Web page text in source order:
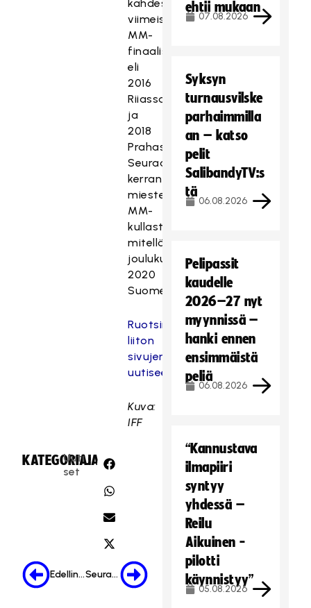
kahdessa
viimeisimmässä
MM-
finaalissa
eli
2016
Riiassa
ja
2018
Prahassa.
Seuraavan
kerran
miesten
MM-
kullasta
mitellään
joulukuussa
2020
Suomessa.
Ruotsin
liiton
sivujen
uutiseen
Kuva:
IFF
KATEGORIA:
Uuti
set
JAA:
Edellinen Seuraava
ehtii mukaan
07.08.2026
Syksyn
turnausvilske
parhaimmilla
an – katso
pelit
SalibandyTV:s
tä
06.08.2026
Pelipassit
kaudelle
2026–27 nyt
myynnissä –
hanki ennen
ensimmäistä
peliä
06.08.2026
“Kannustava
ilmapiiri
syntyy
yhdessä –
Reilu
Aikuinen -
pilotti
käynnistyy”
05.08.2026